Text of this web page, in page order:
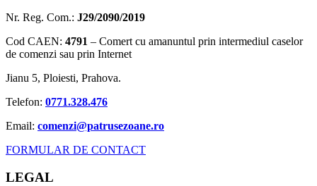
Nr. Reg. Com.: J29/2090/2019
Cod CAEN: 4791 – Comert cu amanuntul prin intermediul caselor
de comenzi sau prin Internet
Jianu 5, Ploiesti, Prahova.
Telefon: 0771.328.476
Email: comenzi@patrusezoane.ro
FORMULAR DE CONTACT
LEGAL